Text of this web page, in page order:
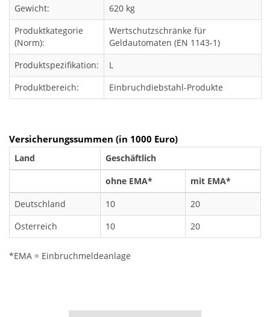
Gewicht:
620 kg
Produktkategorie
(Norm):
Wertschutzschränke für
Geldautomaten (EN 1143-1)
Produktspezifikation:
L
Produktbereich:
Einbruchdiebstahl-Produkte
Versicherungssummen (in 1000 Euro)
Land
Geschäftlich
ohne EMA*
mit EMA*
Deutschland
10
20
Österreich
10 20
*EMA = Einbruchmeldeanlage